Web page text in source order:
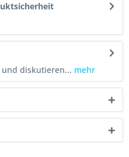
diskutieren... mehr